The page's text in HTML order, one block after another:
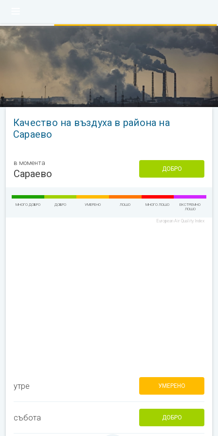
Качество на въздуха в района на
Сараево
в момента
Сараево ДОБРО
МНОГО ДОБРО ДОБРО УМЕРЕНО ЛОШО МНОГО ЛОШО
ЕКСТРЕМНО
ЛОШО
European Air Quality Index
утре УМЕРЕНО
събота ДОБРО